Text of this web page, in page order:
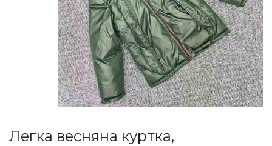
Легка весняна куртка,